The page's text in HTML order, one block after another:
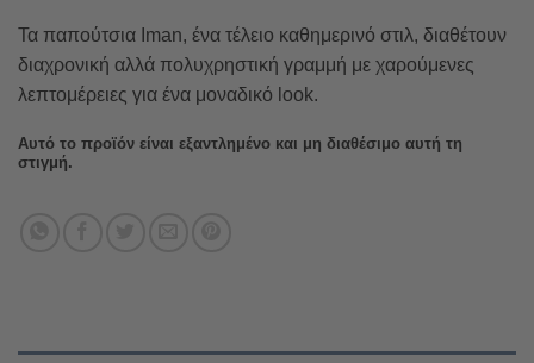
Τα παπούτσια Iman, ένα τέλειο καθημερινό στιλ, διαθέτουν
διαχρονική αλλά πολυχρηστική γραμμή με χαρούμενες
λεπτομέρειες για ένα μοναδικό look.
Αυτό το προϊόν είναι εξαντλημένο και μη διαθέσιμο αυτή τη
στιγμή.